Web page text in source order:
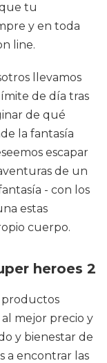
tu
y en toda
line.
llevamos
de día tras
de qué
la fantasía
escapar
de un
- con los
estas
cuerpo.
heroes 2
productos
al mejor precio y
y bienestar de
a encontrar las